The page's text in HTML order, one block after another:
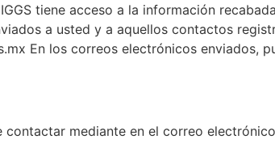
tiene acceso a la información
a usted y a aquellos contactos
En los correos electrónicos enviados,
contactar mediante en el correo electrónico